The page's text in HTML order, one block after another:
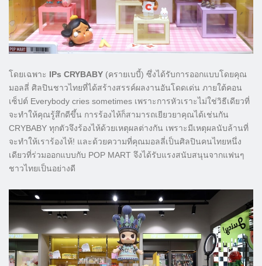
โดยเฉพาะ IPs CRYBABY (ครายเบบี้) ซึ่งได้รับการออกแบบโดยคุณ
มอลลี่ ศิลปินชาวไทยที่ได้สร้างสรรค์ผลงานอันโดดเด่น ภายใต้คอน
เซ็ปต์ Everybody cries sometimes เพราะการหัวเราะไม่ใช่วิธีเดียวที่
จะทำให้คุณรู้สึกดีขึ้น การร้องไห้ก็สามารถเยียวยาคุณได้เช่นกัน
CRYBABY ทุกตัวจึงร้องไห้ด้วยเหตุผลต่างกัน เพราะมีเหตุผลนับล้านที่
จะทำให้เราร้องไห้! และด้วยความที่คุณมอลลี่เป็นศิลปินคนไทยหนึ่ง
เดียวที่ร่วมออกแบบกับ POP MART จึงได้รับแรงสนับสนุนจากแฟนๆ
ชาวไทยเป็นอย่างดี